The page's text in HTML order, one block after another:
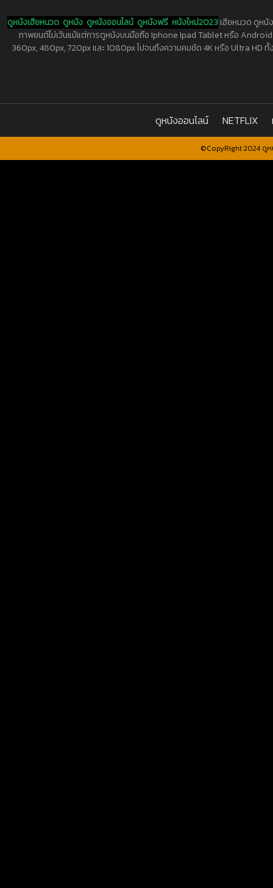
ดูหนังเฮียหนวด ดูหนัง ดูหนังออนไลน์ ดูหนังฟรี หนังใหม่2023เฮียหนวด ดูหนั
ภาพยนต์ไม่เว้นแม้แต่การดูหนังบนมือถือ Iphone Ipad Tablet หรือ
360px, 480px, 720px และ 1080px ไปจนถึงความคมชัด 4K หรือ Ultra HD
ดูหนังออนไลน์ NETFLIX
©CopyRight 2024 ดู